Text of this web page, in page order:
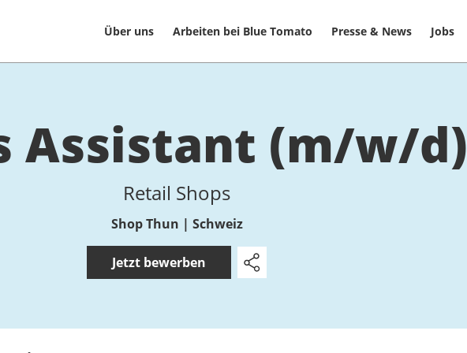
Über uns Arbeiten bei Blue Tomato Presse & News Jobs
As­sistant (m/w/d)
Retail Shops
Shop Thun | Schweiz
Jetzt bewerben